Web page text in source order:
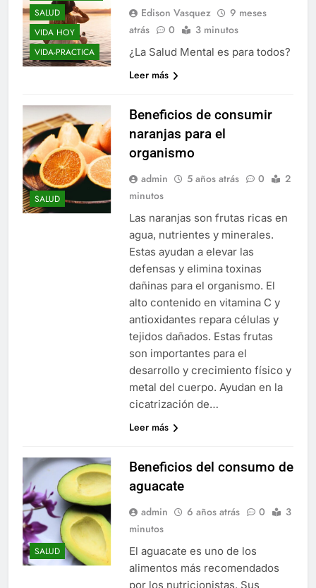
SALUD
VIDA HOY
VIDA-PRACTICA
Edison Vasquez
9 meses
atrás
0 3 minutos
¿La Salud Mental es para todos?
Leer más
SALUD
Beneficios de consumir
naranjas para el
organismo
admin 5 años atrás 0
2
minutos
Las naranjas son frutas ricas en
agua, nutrientes y minerales.
Estas ayudan a elevar las
defensas y elimina toxinas
dañinas para el organismo. El
alto contenido en vitamina C y
antioxidantes repara células y
tejidos dañados. Estas frutas
son importantes para el
desarrollo y crecimiento físico y
metal del cuerpo. Ayudan en la
cicatrización de…
Leer más
SALUD
Beneficios del consumo de
aguacate
admin 6 años atrás 0
3
minutos
El aguacate es uno de los
alimentos más recomendados
por los nutricionistas. Sus